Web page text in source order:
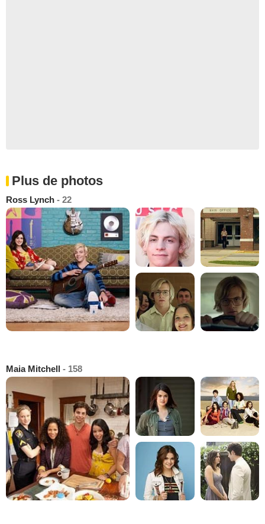
Plus de photos
Ross Lynch - 22
Maia Mitchell - 158